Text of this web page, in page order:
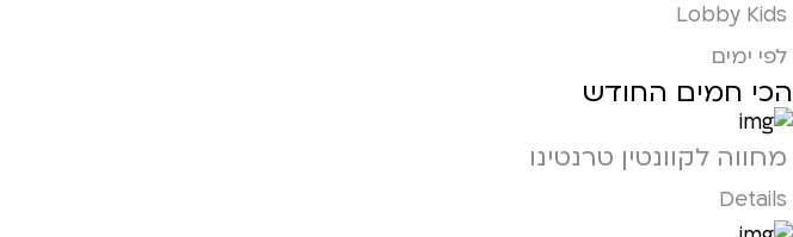
Lobby Kids
לפי ימים
הכי חמים החודש
מחווה לקוונטין טרנטינו
Details